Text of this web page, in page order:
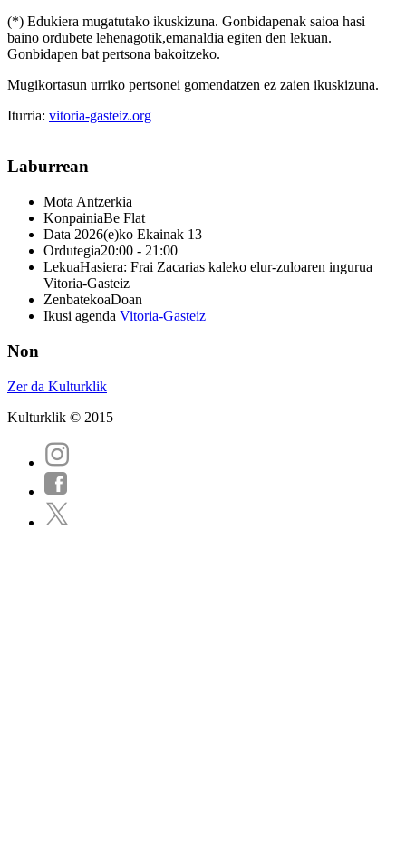
(*) Edukiera mugatutako ikuskizuna. Gonbidapenak saioa hasi
baino ordubete lehenagotik,emanaldia egiten den lekuan.
Gonbidapen bat pertsona bakoitzeko.
Mugikortasun urriko pertsonei gomendatzen ez zaien ikuskizuna.
Iturria: vitoria-gasteiz.org
Laburrean
Mota Antzerkia
KonpainiaBe Flat
Data 2026(e)ko Ekainak 13
Ordutegia20:00 - 21:00
LekuaHasiera: Frai Zacarias kaleko elur-zuloaren ingurua
Vitoria-Gasteiz
ZenbatekoaDoan
Ikusi agenda Vitoria-Gasteiz
Non
Zer da Kulturklik
Kulturklik © 2015